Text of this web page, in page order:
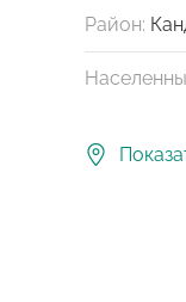
Район: